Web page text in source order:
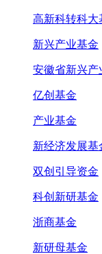
高新科转科大
新兴产业基金
安徽省新兴产
亿创基金
产业基金
新经济发展基
双创引导资金
科创新研基金
浙商基金
新研母基金